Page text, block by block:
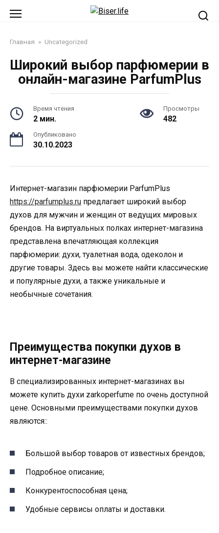
Главная » Uncategorized
Широкий выбор парфюмерии в
онлайн-магазине ParfumPlus
Время чтения
2 мин.
Просмотры
482
Опубликовано
30.10.2023
Интернет-магазин парфюмерии ParfumPlus
https://parfumplus.ru предлагает широкий выбор
духов для мужчин и женщин от ведущих мировых
брендов. На виртуальных полках интернет-магазина
представлена впечатляющая коллекция
парфюмерии: духи, туалетная вода, одеколон и
другие товары. Здесь вы можете найти классические
и популярные духи, а также уникальные и
необычные сочетания.
Преимущества покупки духов в
интернет-магазине
В специализированных интернет-магазинах вы
можете купить духи zarkoperfume по очень доступной
цене. Основными преимуществами покупки духов
являются::
Большой выбор товаров от известных брендов;
Подробное описание;
Конкурентоспособная цена;
Удобные сервисы оплаты и доставки.